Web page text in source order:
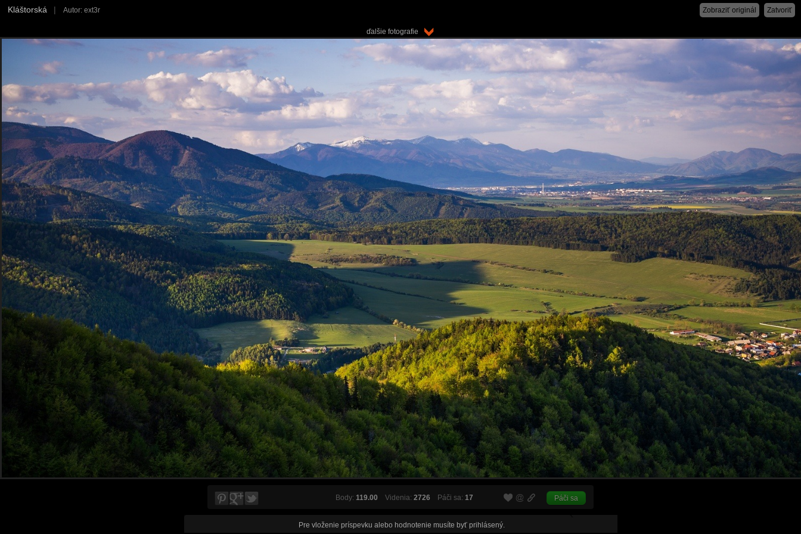
Kláštorská | Autor: ext3r Zatvoriť
Zobraziť originál
ďalšie fotografie
Body: 119.00 Videnia: 2726 Páči sa: 17 Páči sa
Pre vloženie príspevku alebo hodnotenie musíte byť prihlásený.